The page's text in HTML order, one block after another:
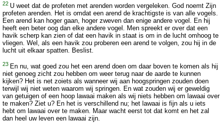
22 U weet dat de profeten met arenden worden vergeleken. God noemt Zijn
profeten arenden. Het is omdat een arend de krachtigste is van alle vogels.
Een arend kan hoger gaan, hoger zweven dan enige andere vogel. En hij
heeft een beter oog dan elke andere vogel. Men spreekt er over dat een
havik scherp kan zien of dat een havik in staat is om in de lucht omhoog te
vliegen. Wel, als een havik zou proberen een arend te volgen, zou hij in de
lucht uit elkaar spatten. Beslist.
23 En nu, wat goed zou het een arend doen om daar boven te komen als hij
niet genoeg zicht zou hebben om weer terug naar de aarde te kunnen
kijken? Het is net zoiets als wanneer wij aan hoogspringen zouden doen
terwijl wij niet weten waarom wij springen. En wat zouden wij er geweldig
van getuigen of een hoop lawaai maken als wij niets hebben om lawaai over
te maken? Ziet u? En het is verschillend nu; het lawaai is fijn als u iets
hebt om lawaai over te maken. Maar wacht eerst tot dat komt en het zal
dan heel uw leven een lawaai zijn.